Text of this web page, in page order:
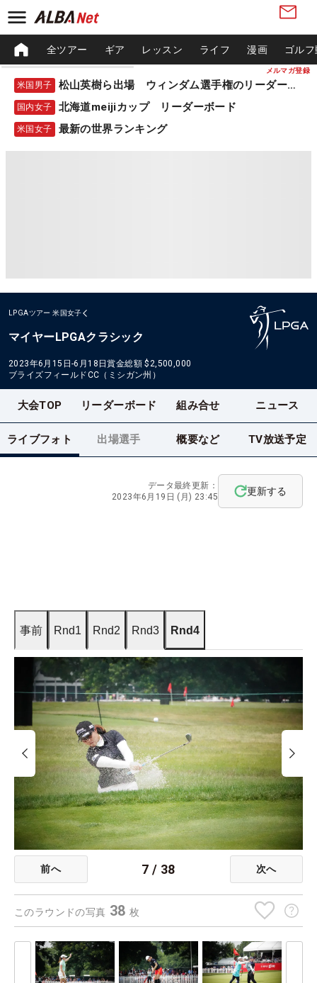
メルマガ登録
全ツアー ギア レッスン ライフ 漫画 ゴル
米国男子 松山英樹ら出場 ウィンダム選手権のリーダーボード
国内女子 北海道meijiカップ リーダーボード
米国女子 最新の世界ランキング
LPGAツアー 米国女子
マイヤーLPGAクラシック
2023年6月15日-6月18日賞金総額 $2,500,000
ブライズフィールドCC（ミシガン州）
大会TOP リーダーボード 組み合せ ニュース
ライブフォト 出場選手 概要など TV放送予定
データ最終更新：
2023年6月19日 (月) 23:45
更新する
事前 Rnd1 Rnd2 Rnd3 Rnd4
前へ 7 / 38 次へ
このラウンドの写真 38枚